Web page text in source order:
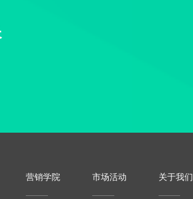
营销学院 市场活动 关于我们